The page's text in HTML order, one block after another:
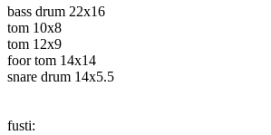
bass drum 22x16
tom 10x8
tom 12x9
foor tom 14x14
snare drum 14x5.5
fusti: